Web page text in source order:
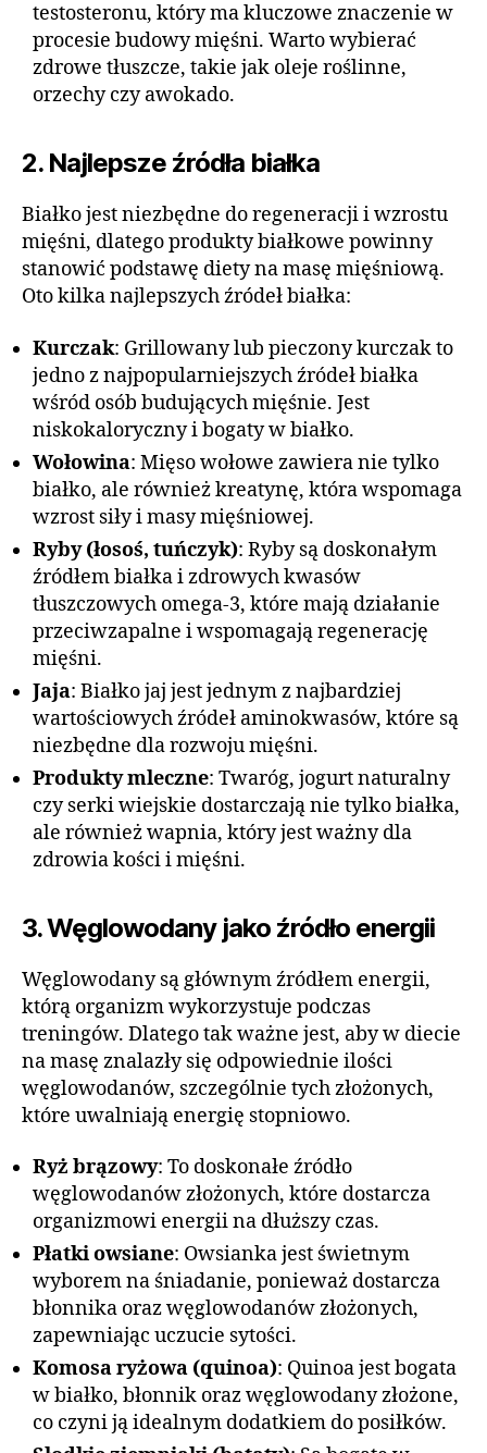
testosteronu, który ma kluczowe znaczenie w
procesie budowy mięśni. Warto wybierać
zdrowe tłuszcze, takie jak oleje roślinne,
orzechy czy awokado.
2. Najlepsze źródła białka
Białko jest niezbędne do regeneracji i wzrostu
mięśni, dlatego produkty białkowe powinny
stanowić podstawę diety na masę mięśniową.
Oto kilka najlepszych źródeł białka:
Kurczak: Grillowany lub pieczony kurczak to
jedno z najpopularniejszych źródeł białka
wśród osób budujących mięśnie. Jest
niskokaloryczny i bogaty w białko.
Wołowina: Mięso wołowe zawiera nie tylko
białko, ale również kreatynę, która wspomaga
wzrost siły i masy mięśniowej.
Ryby (łosoś, tuńczyk): Ryby są doskonałym
źródłem białka i zdrowych kwasów
tłuszczowych omega-3, które mają działanie
przeciwzapalne i wspomagają regenerację
mięśni.
Jaja: Białko jaj jest jednym z najbardziej
wartościowych źródeł aminokwasów, które są
niezbędne dla rozwoju mięśni.
Produkty mleczne: Twaróg, jogurt naturalny
czy serki wiejskie dostarczają nie tylko białka,
ale również wapnia, który jest ważny dla
zdrowia kości i mięśni.
3. Węglowodany jako źródło energii
Węglowodany są głównym źródłem energii,
którą organizm wykorzystuje podczas
treningów. Dlatego tak ważne jest, aby w diecie
na masę znalazły się odpowiednie ilości
węglowodanów, szczególnie tych złożonych,
które uwalniają energię stopniowo.
Ryż brązowy: To doskonałe źródło
węglowodanów złożonych, które dostarcza
organizmowi energii na dłuższy czas.
Płatki owsiane: Owsianka jest świetnym
wyborem na śniadanie, ponieważ dostarcza
błonnika oraz węglowodanów złożonych,
zapewniając uczucie sytości.
Komosa ryżowa (quinoa): Quinoa jest bogata
w białko, błonnik oraz węglowodany złożone,
co czyni ją idealnym dodatkiem do posiłków.